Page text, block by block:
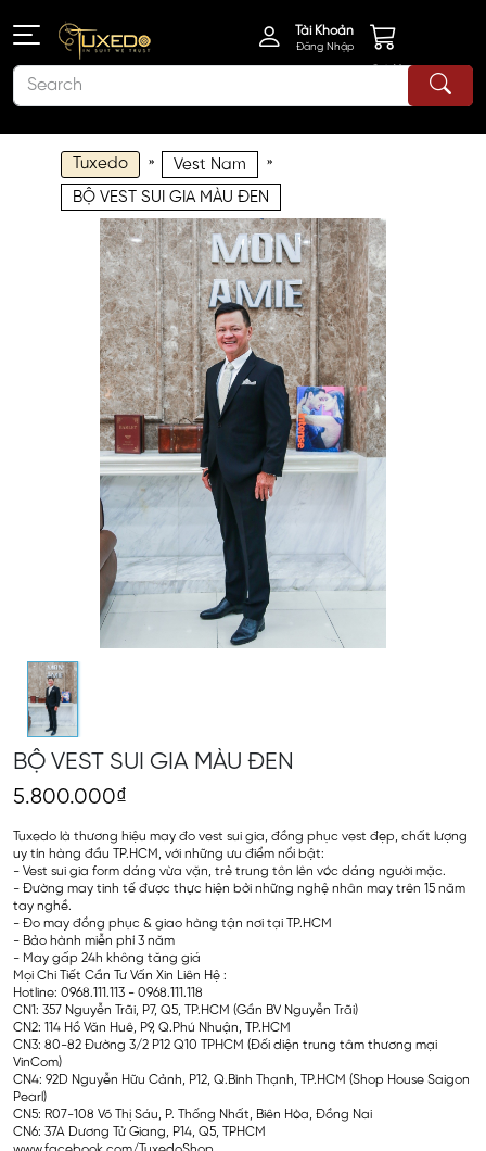
Tài Khoản
Đăng Nhập
Giỏ Hàng
Tuxedo » Vest Nam »
BỘ VEST SUI GIA MÀU ĐEN
BỘ VEST SUI GIA MÀU ĐEN
5.800.000₫
Tuxedo là thương hiệu may đo vest sui gia, đồng phục vest đẹp, chất lượng
uy tín hàng đầu TP.HCM, với những ưu điểm nổi bật:
- Vest sui gia form dáng vừa vặn, trẻ trung tôn lên vóc dáng người mặc.
- Đường may tinh tế được thực hiện bởi những nghệ nhân may trên 15 năm
tay nghề.
- Đo may đồng phục & giao hàng tận nơi tại TP.HCM
- Bảo hành miễn phí 3 năm
- May gấp 24h không tăng giá
Mọi Chi Tiết Cần Tư Vấn Xin Liên Hệ :
Hotline: 0968.111.113 - 0968.111.118
CN1: 357 Nguyễn Trãi, P7, Q5, TP.HCM (Gần BV Nguyễn Trãi)
CN2: 114 Hồ Văn Huê, P9, Q.Phú Nhuận, TP.HCM
CN3: 80-82 Đường 3/2 P12 Q10 TPHCM (Đối diện trung tâm thương mại
VinCom)
CN4: 92D Nguyễn Hữu Cảnh, P12, Q.Bình Thạnh, TP.HCM (Shop House Saigon
Pearl)
CN5: R07-108 Võ Thị Sáu, P. Thống Nhất, Biên Hòa, Đồng Nai
CN6: 37A Dương Tử Giang, P14, Q5, TPHCM